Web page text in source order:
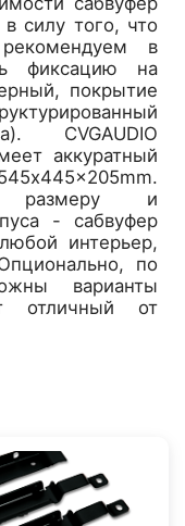
силу того, что
в
фиксацию на
покрытие
CVGAUDIO
аккуратный
размеру и
- сабвуфер
интерьер,
по
варианты
отличный от